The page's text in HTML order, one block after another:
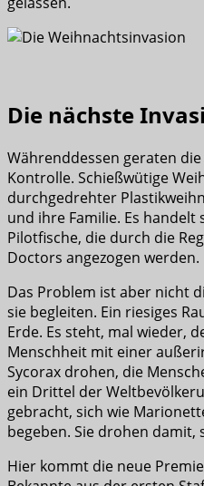
Die nächste
Währenddessen geraten
Kontrolle. Schießwütige
durchgedrehter
und ihre Familie. Es handelt
Pilotfische, die durch die
Doctors angezogen werden.
Das Problem ist aber nicht
sie begleiten. Ein riesiges
Erde. Es steht, mal wieder,
Menschheit mit einer
Sycorax drohen, die
ein Drittel der
gebracht, sich wie
begeben. Sie drohen damit,
Hier kommt die neue